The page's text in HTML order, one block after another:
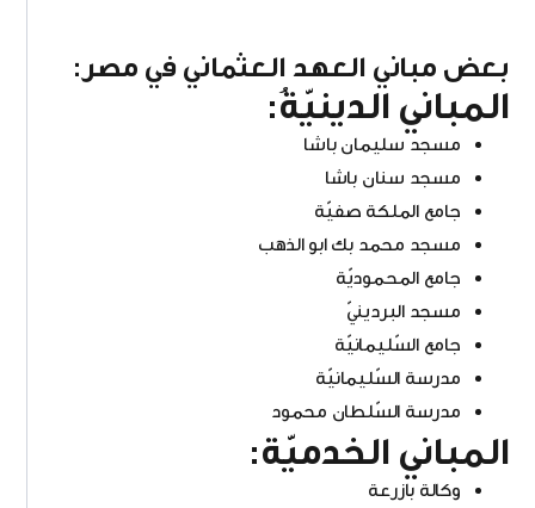
بعض مباني العهد العثماني في مصر:
المباني الدينيّةُ:
مسجد سليمان باشا
مسجد سنان باشا
جامع الملكة صفيّة
مسجد محمد بك ابو الذهب
جامع المحموديّة
مسجد البردينيّ
جامع السّليمانيّة
مدرسة السّليمانيّة
مدرسة السّلطان محمود
المباني الخدميّة:
وكالة بازرعة